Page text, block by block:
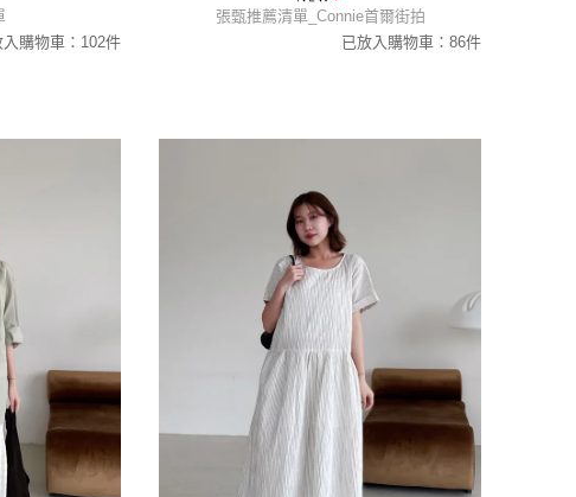
入購物車：102件
張甄推薦清單_Connie首爾街拍
已放入購物車：86件